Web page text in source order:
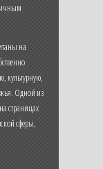
на
культурную,
Одной из
страницах
сферы,